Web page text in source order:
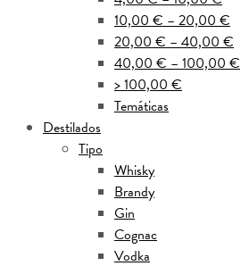
10,00 € – 20,00 €
20,00 € – 40,00 €
40,00 € – 100,00 €
> 100,00 €
Temáticas
Destilados
Tipo
Whisky
Brandy
Gin
Cognac
Vodka